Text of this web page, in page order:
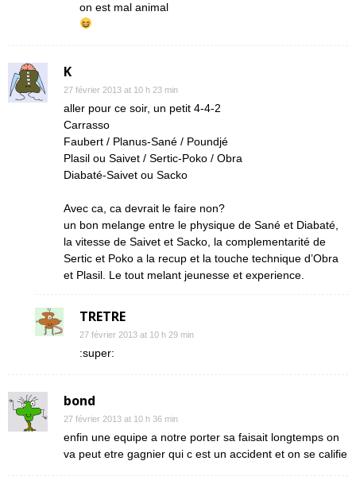
on est mal animal
K
27 février 2013 at 10 h 23 min
aller pour ce soir, un petit 4-4-2
Carrasso
Faubert / Planus-Sané / Poundjé
Plasil ou Saivet / Sertic-Poko / Obra
Diabaté-Saivet ou Sacko
Avec ca, ca devrait le faire non?
un bon melange entre le physique de Sané et Diabaté,
la vitesse de Saivet et Sacko, la complementarité de
Sertic et Poko a la recup et la touche technique d’Obra
et Plasil. Le tout melant jeunesse et experience.
TRETRE
27 février 2013 at 10 h 29 min
:super:
bond
27 février 2013 at 10 h 36 min
enfin une equipe a notre porter sa faisait longtemps on
va peut etre gagnier qui c est un accident et on se califie